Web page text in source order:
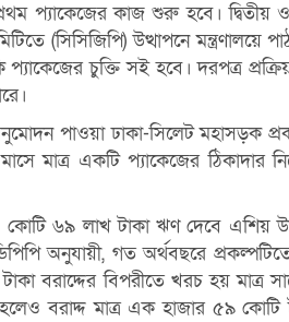
প্যাকেজের কাজ শুরু হবে। দ্বিতীয়
(সিসিজিপি) উত্থাপনে
চুক্তি সই হবে। দরপত্র
পাওয়া ঢাকা-সিলেট মহাসড়ক
মাত্র একটি প্যাকেজের ঠিকাদার
৬৯ লাখ টাকা ঋণ দেবে এশিয়
অনুযায়ী, গত অর্থবছরে
বরাদ্দের বিপরীতে খরচ হয় মাত্র
বরাদ্দ মাত্র এক হাজার ৫৯ কোটি